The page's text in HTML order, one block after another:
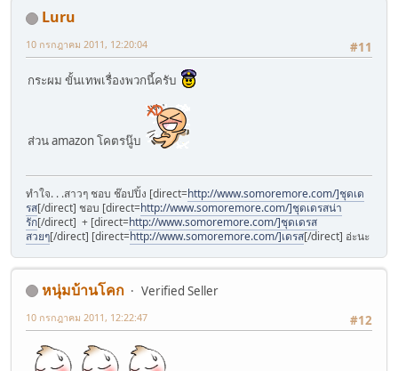
Luru
#11
10 กรกฎาคม 2011, 12:20:04
กระผม ขั้นเทพเรื่องพวกนี้ครับ
ส่วน amazon โคตรนู๊บ
ทำใจ. . .สาวๆ ชอบ ช๊อปปิ้ง [direct=http://www.somoremore.com/]ชุดเด
รส[/direct] ชอบ [direct=http://www.somoremore.com/]ชุดเดรสน่า
รัก[/direct] + [direct=http://www.somoremore.com/]ชุดเดรส
สวยๆ[/direct] [direct=http://www.somoremore.com/]เดรส[/direct] อ่ะนะ
หนุ่มบ้านโคก
Verified Seller
#12
10 กรกฎาคม 2011, 12:22:47